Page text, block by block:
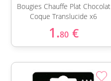
Bougies Chauffe Plat Chocolat
Coque Translucide x6
1.80 €